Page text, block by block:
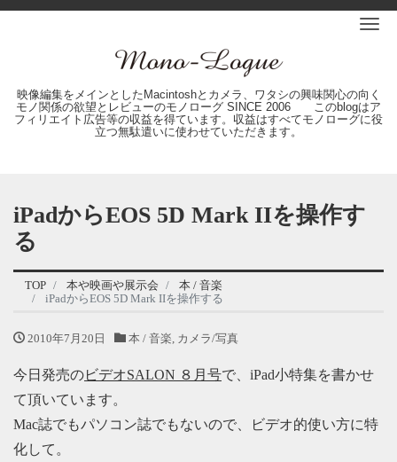
映像編集をメインとしたMacintoshとカメラ、ワタシの興味関心の向く
モノ関係の欲望とレビューのモノローグ SINCE 2006 このblogはア
フィリエイト広告等の収益を得ています。収益はすべてモノローグに役
立つ無駄遣いに使わせていただきます。
iPadからEOS 5D Mark IIを操作す
る
TOP 本や映画や展示会
本 / 音楽
iPadからEOS 5D Mark IIを操作する
2010年7月20日 本 / 音楽, カメラ/写真
今日発売のビデオSALON ８月号で、iPad小特集を書かせ
て頂いています。
Mac誌でもパソコン誌でもないので、ビデオ的使い方に特
化して。